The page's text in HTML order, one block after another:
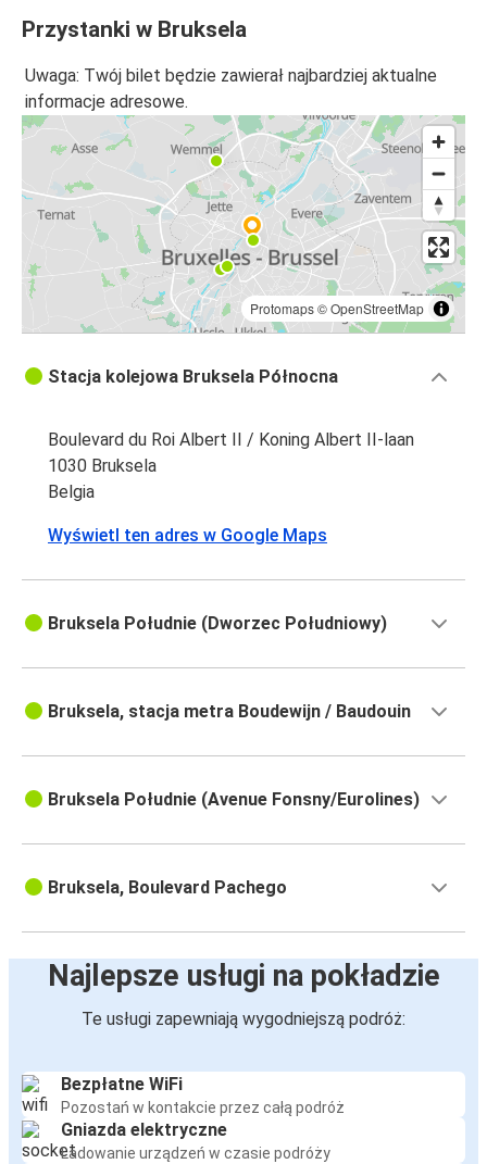
Przystanki w Bruksela
Uwaga: Twój bilet będzie zawierał najbardziej aktualne
informacje adresowe.
Protomaps©OpenStreetMap
Stacja kolejowa Bruksela Północna
Boulevard du Roi Albert II / Koning Albert II-laan
1030 Bruksela
Belgia
Wyświetl ten adres w Google Maps
Bruksela Południe (Dworzec Południowy)
Bruksela, stacja metra Boudewijn / Baudouin
Bruksela Południe (Avenue Fonsny/Eurolines)
Bruksela, Boulevard Pachego
Najlepsze usługi na pokładzie
Te usługi zapewniają wygodniejszą podróż:
Bezpłatne WiFi
Pozostań w kontakcie przez całą podróż
Gniazda elektryczne
Ładowanie urządzeń w czasie podróży